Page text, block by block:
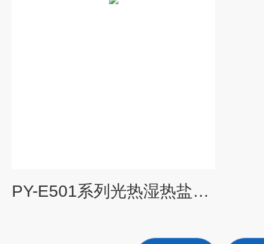
PY-E501系列光热湿热盐雾臭氧高低温循环老化环境试验箱